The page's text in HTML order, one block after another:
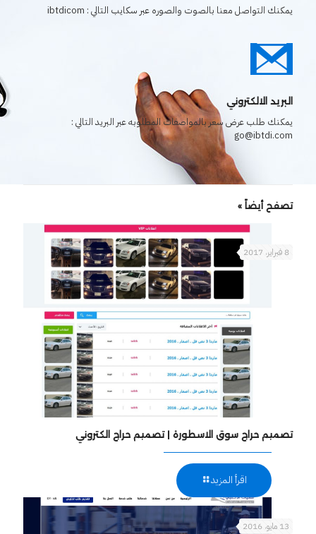
يمكنك التواصل معنا بالصوت والصوره عبر سكايب التالي : ibtdicom
البريد الالكتروني
يمكنك طلب عرض سعر بالمواصفات المطلوبه عبر البريد التالي :
go@ibtdi.com
تصفح أيضاً »
8 فبراير، 2017
تصميم حراج سوق الاسطورة | تصميم حراج الكتروني
اقرأ المزيد
13 مايو، 2016